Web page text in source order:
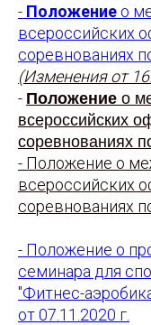
- Положение о
всероссийских
соревнованиях
(Изменения от
- Положение о
всероссийских
соревнованиях
- Положение о
всероссийских
соревнованиях
- Положение о
семинара для
"Фитнес-
от 07.11.2020 г.